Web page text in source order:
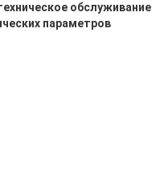
обслуживание
параметров